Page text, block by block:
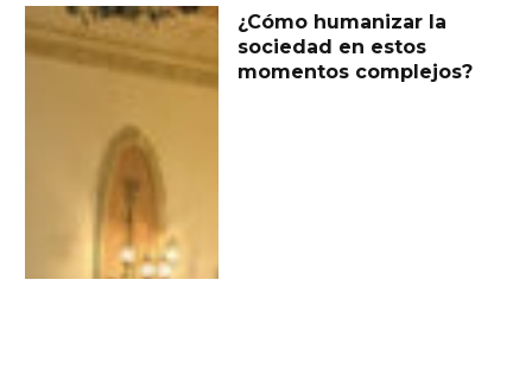
¿Cómo humanizar la
sociedad en estos
momentos complejos?